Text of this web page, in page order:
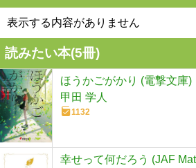
表示する内容がありません
読みたい本(5冊)
ほうかごがかり (電撃文庫)
甲田 学人
1132
幸せって何だろう (JAF